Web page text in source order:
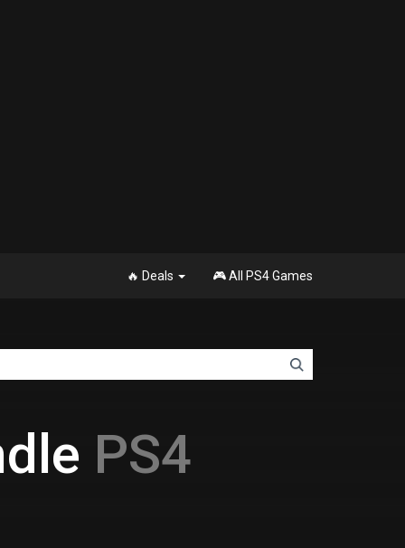
🔥 Deals 🎮 All PS4 Games
PS4